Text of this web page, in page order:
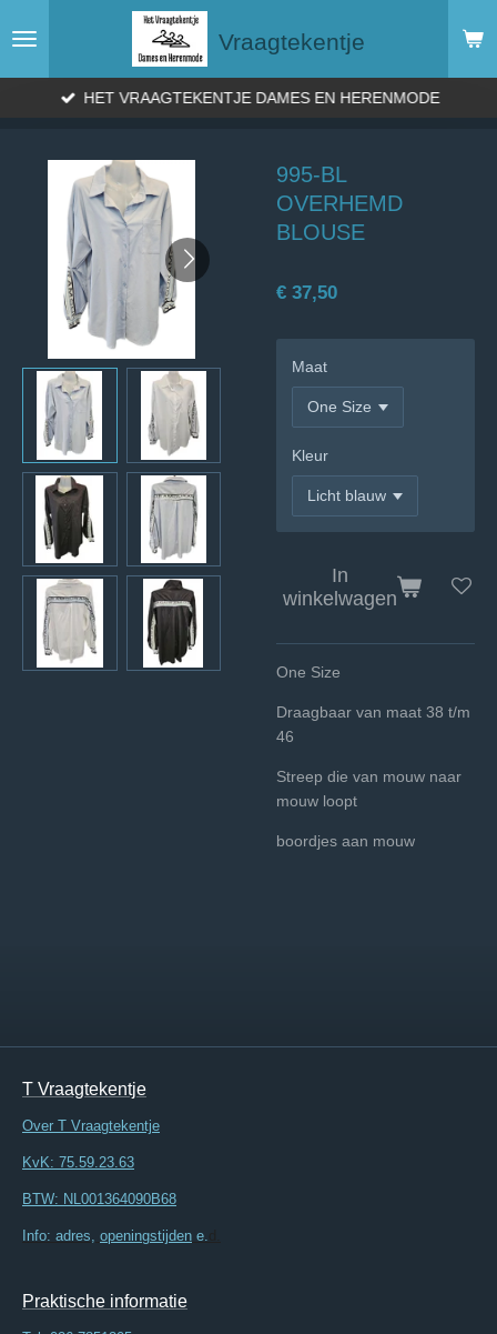
direct
Vraagtekentje
HET VRAAGTEKENTJE DAMES EN HERENMODE
995-BL
OVERHEMD
BLOUSE
€ 37,50
Maat
Kleur
In
winkelwagen
One Size
Draagbaar van maat 38 t/m
46
Streep die van mouw naar
mouw loopt
boordjes aan mouw
T Vraagtekentje
Over T Vraagtekentje
KvK: 75.59.23.63
BTW: NL001364090B68
Info: adres, openingstijden e.
Praktische informatie